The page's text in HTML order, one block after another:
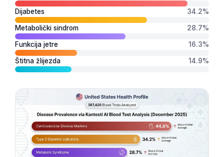
Dijabetes 34.2%
Metabolički sindrom 28.7%
Funkcija jetre 16.3%
Štitna žlijezda 14.9%